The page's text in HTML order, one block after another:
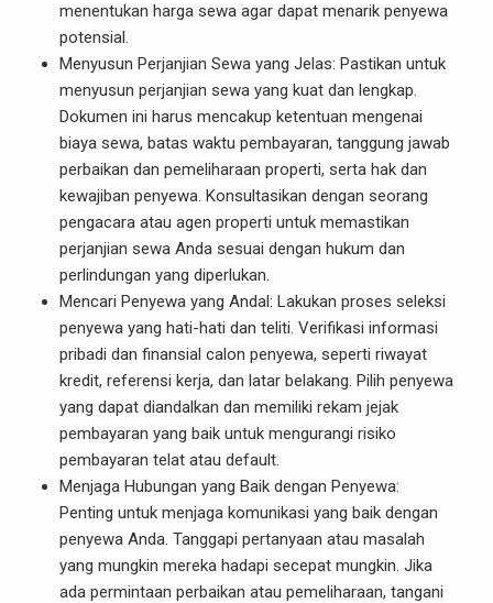
menentukan harga sewa agar dapat menarik penyewa
potensial.
Menyusun Perjanjian Sewa yang Jelas: Pastikan untuk
menyusun perjanjian sewa yang kuat dan lengkap.
Dokumen ini harus mencakup ketentuan mengenai
biaya sewa, batas waktu pembayaran, tanggung jawab
perbaikan dan pemeliharaan properti, serta hak dan
kewajiban penyewa. Konsultasikan dengan seorang
pengacara atau agen properti untuk memastikan
perjanjian sewa Anda sesuai dengan hukum dan
perlindungan yang diperlukan.
Mencari Penyewa yang Andal: Lakukan proses seleksi
penyewa yang hati-hati dan teliti. Verifikasi informasi
pribadi dan finansial calon penyewa, seperti riwayat
kredit, referensi kerja, dan latar belakang. Pilih penyewa
yang dapat diandalkan dan memiliki rekam jejak
pembayaran yang baik untuk mengurangi risiko
pembayaran telat atau default.
Menjaga Hubungan yang Baik dengan Penyewa:
Penting untuk menjaga komunikasi yang baik dengan
penyewa Anda. Tanggapi pertanyaan atau masalah
yang mungkin mereka hadapi secepat mungkin. Jika
ada permintaan perbaikan atau pemeliharaan, tangani